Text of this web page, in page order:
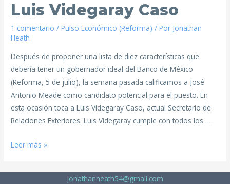
Luis Videgaray Caso
1 comentario /Pulso Económico (Reforma) / Por Jonathan
Heath
Después de proponer una lista de diez características que
debería tener un gobernador ideal del Banco de México
(Reforma, 5 de julio), la semana pasada calificamos a José
Antonio Meade como candidato potencial para el puesto. En
esta ocasión toca a Luis Videgaray Caso, actual Secretario de
Relaciones Exteriores. Luis Videgaray cumple con todos los …
Leer más »
jonathanheath54@gmail.com